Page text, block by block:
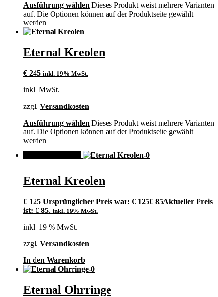
Ausführung wählen Dieses Produkt weist mehrere Varianten
auf. Die Optionen können auf der Produktseite gewählt
werden
Eternal Kreolen
€ 245 inkl. 19% MwSt.
inkl. MwSt.
zzgl. Versandkosten
Ausführung wählen Dieses Produkt weist mehrere Varianten
auf. Die Optionen können auf der Produktseite gewählt
werden
Eternal Kreolen
€125 Ursprünglicher Preis war: € 125€ 85Aktueller Preis
ist: € 85. inkl. 19% MwSt.
inkl. 19 % MwSt.
zzgl. Versandkosten
In den Warenkorb
Eternal Ohrringe